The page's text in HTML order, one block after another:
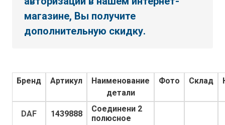
магазине, Вы получите
дополнительную скидку.
Бренд Артикул
Наименование
детали
Фото Склад
DAF 1439888
Соединени 2
полюсное